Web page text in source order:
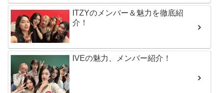
ITZYのメンバー＆魅力を徹底紹
介！
IVEの魅力、メンバー紹介！